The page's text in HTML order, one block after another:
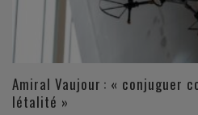
Amiral Vaujour : « conjuguer
létalité »